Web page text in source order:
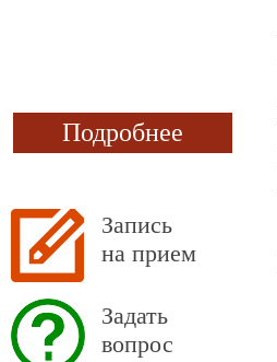
Подробнее
Запись
на прием
Задать
вопрос